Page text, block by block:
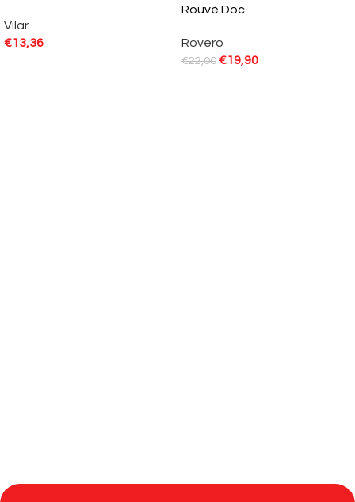
Vilar
€13,36
Rouvè Doc
Rovero
€22,00 €19,90